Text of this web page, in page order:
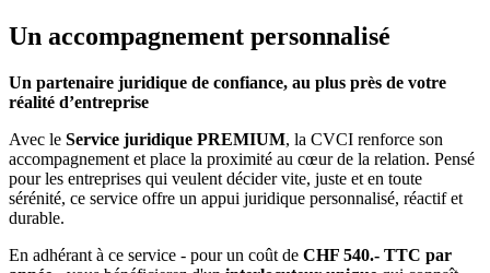
Un accompagnement personnalisé
Un partenaire juridique de confiance, au plus près de votre
réalité d’entreprise
Avec le Service juridique PREMIUM, la CVCI renforce son
accompagnement et place la proximité au cœur de la relation. Pensé
pour les entreprises qui veulent décider vite, juste et en toute
sérénité, ce service offre un appui juridique personnalisé, réactif et
durable.
En adhérant à ce service - pour un coût de CHF 540.- TTC par